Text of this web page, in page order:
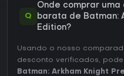
Q
Onde comprar uma
barata de Batman:
Edition?
Usando o nosso
desconto verificados,
Batman: Arkham Knight